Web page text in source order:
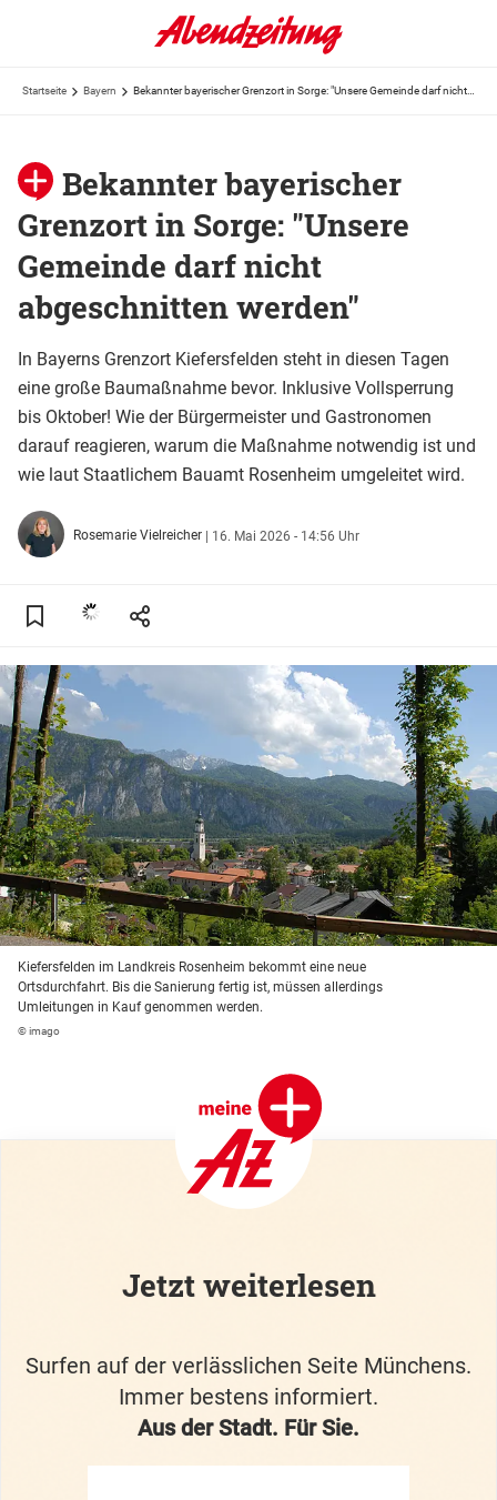
Startseite Bayern
Bekannter bayerischer
Grenzort in Sorge: "Unsere
Gemeinde darf nicht
abgeschnitten werden"
In Bayerns Grenzort Kiefersfelden steht in diesen Tagen
eine große Baumaßnahme bevor. Inklusive Vollsperrung
bis Oktober! Wie der Bürgermeister und Gastronomen
darauf reagieren, warum die Maßnahme notwendig ist und
wie laut Staatlichem Bauamt Rosenheim umgeleitet wird.
Rosemarie Vielreicher | 16. Mai 2026 - 14:56 Uhr
Kiefersfelden im Landkreis Rosenheim bekommt eine neue
Ortsdurchfahrt. Bis die Sanierung fertig ist, müssen allerdings
Umleitungen in Kauf genommen werden.
© imago
Jetzt weiterlesen
Surfen auf der verlässlichen Seite Münchens.
Immer bestens informiert.
Aus der Stadt. Für Sie.